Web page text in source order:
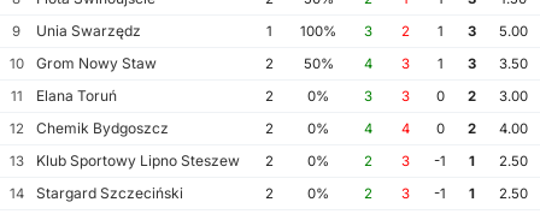
9
Unia Swarzędz 1 100% 3 2 1 3
5.00
10
Grom Nowy Staw 2 50% 4 3 1 3
3.50
11
Elana Toruń 2 0% 3 3 0 2
3.00
12
Chemik Bydgoszcz 2 0% 4 4 0 2
4.00
13
Klub Sportowy Lipno Steszew 2 0% 2 3 -1 1
2.50
14
Stargard Szczeciński 2 0% 2 3 -1 1
2.50